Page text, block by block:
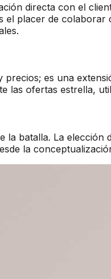
directa con el
el placer de colaborar
es una
las ofertas estrella,
la batalla. La
la